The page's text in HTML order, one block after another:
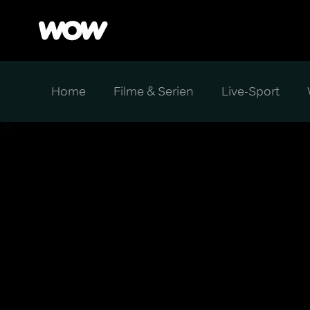
Home Filme & Serien Live-Sport